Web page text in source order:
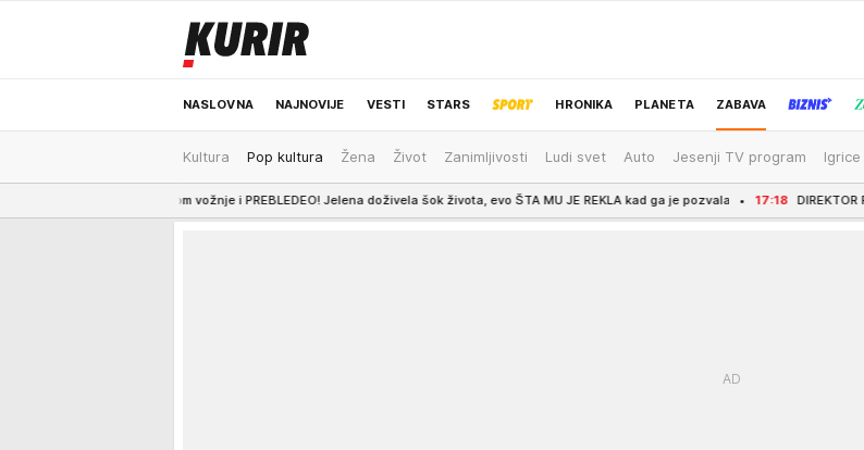
NASLOVNA NAJNOVIJE VESTI STARS HRONIKA PLANETA ZABAVA
ODRŽIVA BUDUĆNOST REGION NEWS IZBOR UREDNIKA
Kultura Pop kultura Žena Život Zanimljivosti Ludi svet Auto Jesenji TV program Igrice
se tokom vožnje i PREBLEDEO! Jelena doživela šok života, evo ŠTA MU JE REKLA kad ga je pozvala 17:18 DIREKTOR POLICIJE